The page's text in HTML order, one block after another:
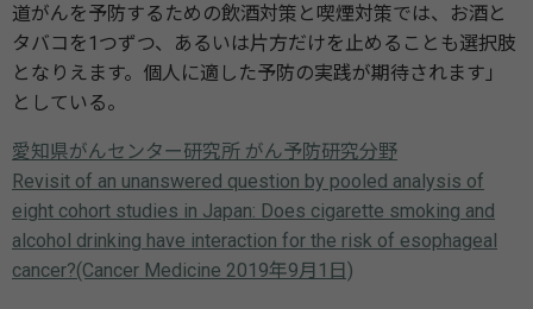
道がんを予防するための飲酒対策と喫煙対策では、お酒と
タバコを1つずつ、あるいは片方だけを止めることも選択肢
となりえます。個人に適した予防の実践が期待されます」
としている。
愛知県がんセンター研究所 がん予防研究分野
Revisit of an unanswered question by pooled analysis of
eight cohort studies in Japan: Does cigarette smoking and
alcohol drinking have interaction for the risk of esophageal
cancer?(Cancer Medicine 2019年9月1日)